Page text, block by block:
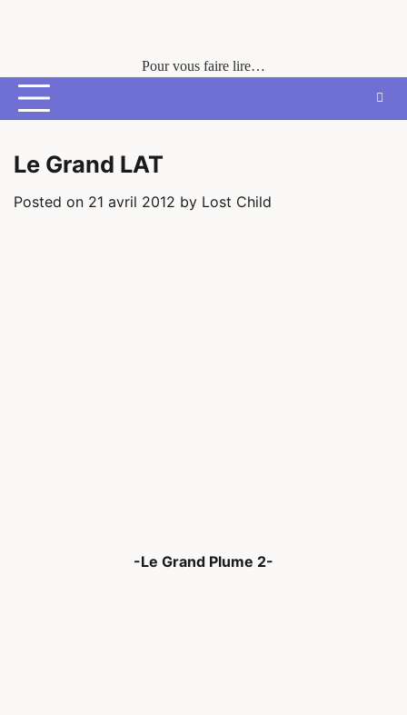
Pour vous faire lire…
Le Grand LAT
Posted on 21 avril 2012 by Lost Child
-Le Grand Plume 2-